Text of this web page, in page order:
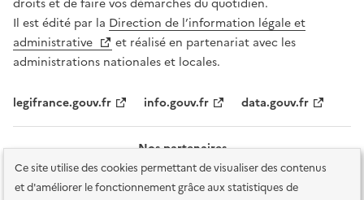
Ce site utilise des cookies permettant de visualiser des contenus
et d'améliorer le fonctionnement grâce aux statistiques de
droits et de faire vos démarches du quotidien.
Il est édité par la Direction de l’information légale et
administrative
et réalisé en partenariat avec les
administrations nationales et locales.
legifrance.gouv.fr info.gouv.fr data.gouv.fr
Nos partenaires